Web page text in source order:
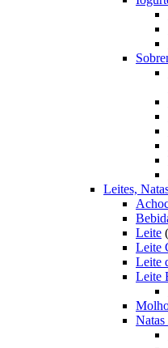
Leites,
Leite
Leite
Leite
Leite